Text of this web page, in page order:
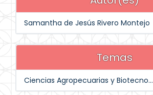
Samantha de Jesús Rivero Montejo
Temas
Ciencias Agropecuarias y Biotecno...